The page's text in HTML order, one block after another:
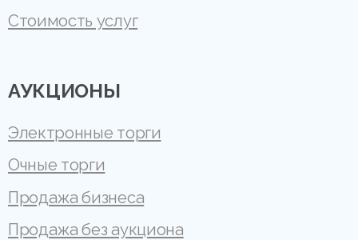
Стоимость услуг
АУКЦИОНЫ
Электронные торги
Очные торги
Продажа бизнеса
Продажа без аукциона